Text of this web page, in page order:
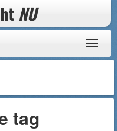
NU
tag